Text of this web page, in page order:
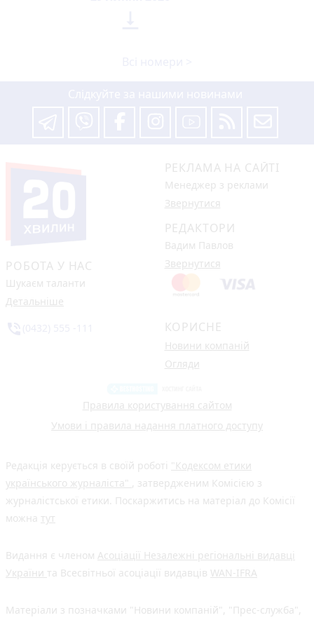
РОБОТА У НАС
Шукаєм таланти
Детальніше
РЕКЛАМА НА САЙТІ
Менеджер з реклами
Звернутися
РЕДАКТОРИ
Вадим Павлов
Звернутися
КОРИСНЕ
Новини компаній
Огляди
Правила користування сайтом
Умови і правила надання платного доступу
Редакція керується в своїй роботі "Кодексом етики
українського журналіста" , затвердженим Комісією з
журналістської етики. Поскаржитись на матеріал до Комісії
можна тут
Видання є членом Асоціації Незалежні регіональні видавці
України та Всесвітньої асоціації видавців WAN-IFRA
Матеріали з позначками "Новини компаній", "Прес-служба",